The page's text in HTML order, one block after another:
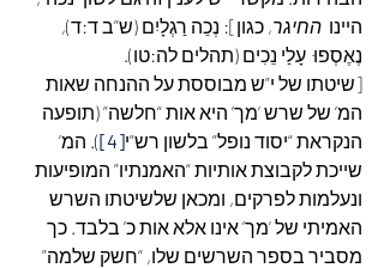
היינו החיגר, כגון]: נְכֵה רַגְלָיִם (ש”ב ד:ד),
נֶאֶסְפוּ  עָלַי נֵכִים (תהלים לה:טו).
[שיטתו של י”ש מבוססת על ההנחה שאות
המ’ של שרש ‘מך’ היא אות “חלשה” (תופעה
הנקראת “יסוד נופל” בלשון רש”י[4]
). המ’
שייכת לקבוצת אותיות “האמנתיו” המופיעות
ונעלמות לפרקים, ומכאן שלשיטתו השרש
האמיתי של ‘מך’ אינו אלא אות כ’ בלבד. כך
מסביר בספר השרשים שלו, “חשק שלמה”